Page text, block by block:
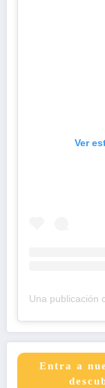
Ver
Entra a